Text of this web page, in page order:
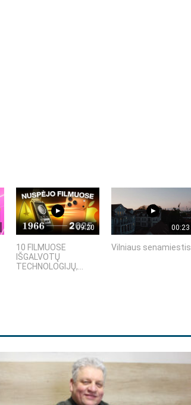
09:20
10 FILMUOSE
IŠGALVOTŲ
TECHNOLOGIJŲ,...
00:23
Vilniaus senamiestis